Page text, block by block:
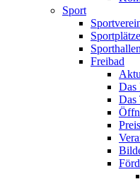
Sport
Sportplätze
Sporthallen
Freibad
Das
Das